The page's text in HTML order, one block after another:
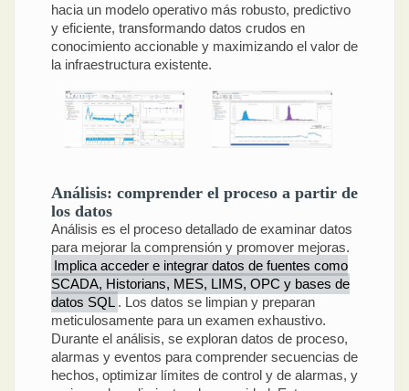
hacia un modelo operativo más robusto, predictivo
y eficiente, transformando datos crudos en
conocimiento accionable y maximizando el valor de
la infraestructura existente.
Análisis: comprender el proceso a partir de
los datos
Análisis es el proceso detallado de examinar datos
para mejorar la comprensión y promover mejoras.
Implica acceder e integrar datos de fuentes como
SCADA, Historians, MES, LIMS, OPC y bases de
datos SQL . Los datos se limpian y preparan
meticulosamente para un examen exhaustivo.
Durante el análisis, se exploran datos de proceso,
alarmas y eventos para comprender secuencias de
hechos, optimizar límites de control y de alarmas, y